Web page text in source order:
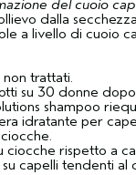
del cuoio
dalla
a livello di cuoio
trattati.
su 30 donne
shampoo
idratante per
rispetto a
capelli tendenti al